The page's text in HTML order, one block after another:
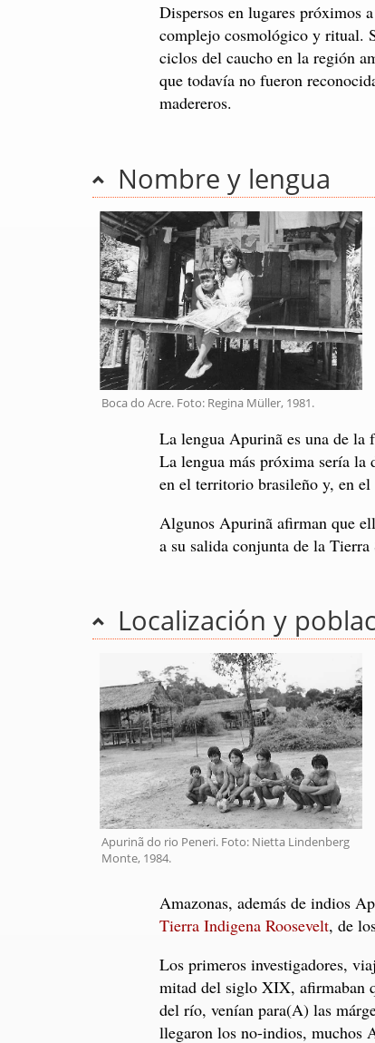
Dispersos en lugares próximos
complejo cosmológico y ritual.
ciclos del caucho en la región
que todavía no fueron
madereros.
Nombre y lengua
Boca do Acre. Foto: Regina Müller, 1981.
La lengua Apurinã es una de
La lengua más próxima sería
en el territorio brasileño y, en
Algunos Apurinã afirman que
a su salida conjunta de la
Localización y
Apurinã do rio Peneri. Foto: Nietta Lindenberg
Monte, 1984.
Amazonas, además de indios
Tierra Indigena Roosevelt, de
Los primeros investigadores,
mitad del siglo XIX, afirmaban
del río, venían para(A) las
llegaron los no-indios, muchos